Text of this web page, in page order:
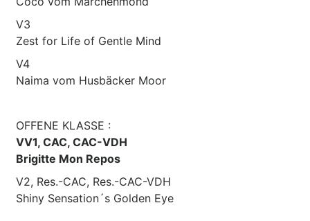
V3
Zest for Life of Gentle Mind
V4
Naima vom Husbäcker Moor
OFFENE KLASSE :
VV1, CAC, CAC-VDH
Brigitte Mon Repos
V2, Res.-CAC, Res.-CAC-VDH
Shiny Sensation´s Golden Eye